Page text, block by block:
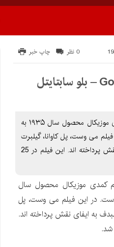
چاپ خبر 0 نظر
دانلود زیرنویس فیلم Goin’ to Town 1935 یک فیلم کمدی موزیکال محصول سال ۱۹۳۵ به
می وست، پل کاوانا، گیلبرت
امری، مارجوری گیتسون، تیتو کورال و ایوان لبدف به ایفای نقش پرداخته اند. این فیلم در 25
کمدی موزیکال محصول سال
است. در این فیلم می وست، پل
به ایفای نقش پرداخته اند.